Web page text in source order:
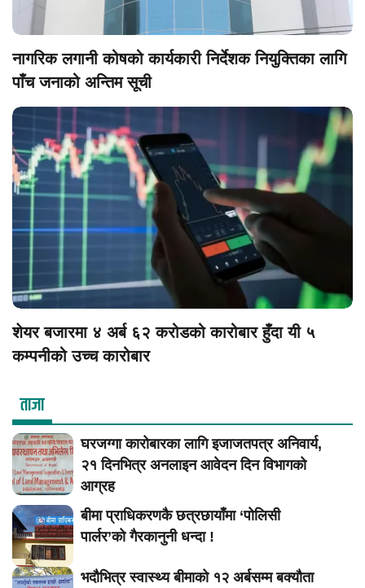
नागरिक लगानी कोषको कार्यकारी निर्देशक नियुक्तिका लागि
पाँच जनाको अन्तिम सूची
शेयर बजारमा ४ अर्ब ६२ करोडको कारोबार हुँदा यी ५
कम्पनीको उच्च कारोबार
ताजा
घरजग्गा कारोबारका लागि इजाजतपत्र अनिवार्य,
२१ दिनभित्र अनलाइन आवेदन दिन विभागको
आग्रह
बीमा प्राधिकरणकै छत्रछायाँमा ‘पोलिसी
पार्लर’को गैरकानुनी धन्दा !
भदौभित्र स्वास्थ्य बीमाको १२ अर्बसम्म बक्यौता